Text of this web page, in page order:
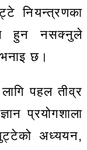
नियन्त्रणका
हुन नसक्नुले
छ।
पहल तीव्र
प्रयोगशाला
अध्ययन,